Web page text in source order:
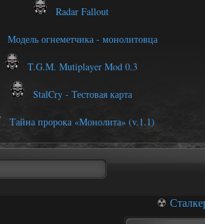
Radar Fallout
Модель огнеметчика - монолитовца
T.G.M. Mutiplayer Mod 0.3
StalCry - Тестовая карта
Тайна пророка «Монолита» (v.1.1)
☢